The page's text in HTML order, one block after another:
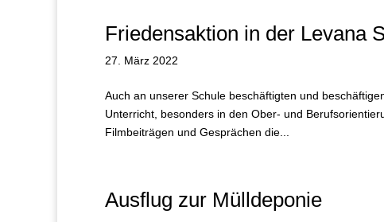
Friedensaktion in der Levana
27. März 2022
Auch an unserer Schule beschäftigten und
Unterricht, besonders in den Ober- und
Filmbeiträgen und Gesprächen die...
Ausflug zur Mülldeponie